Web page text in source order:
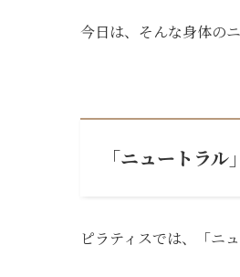
今日は、そんな身体の
「ニュートラ
ピラティスでは、「ニ